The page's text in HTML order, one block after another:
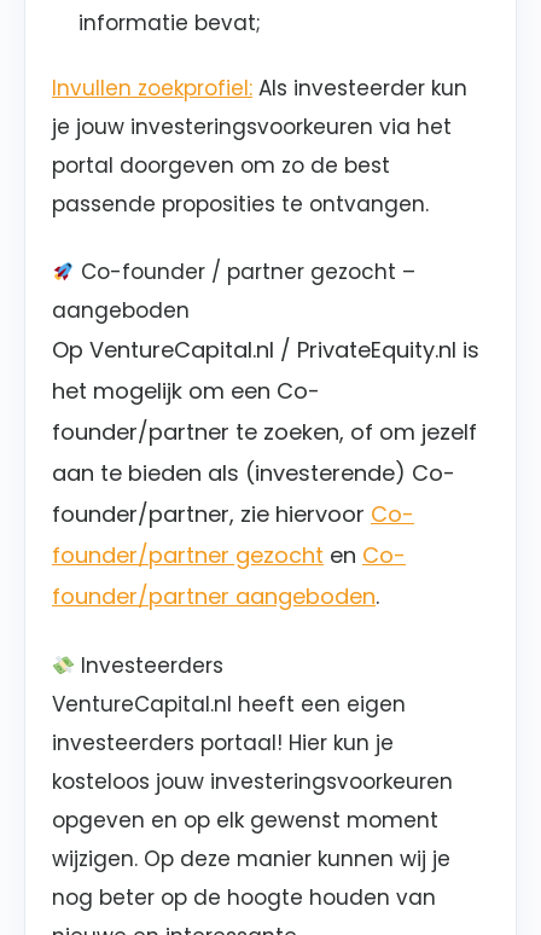
informatie bevat;
Invullen zoekprofiel: Als investeerder kun
je jouw investeringsvoorkeuren via het
portal doorgeven om zo de best
passende proposities te ontvangen.
Co-founder / partner gezocht –
aangeboden
Op VentureCapital.nl / PrivateEquity.nl is
het mogelijk om een Co-
founder/partner te zoeken, of om jezelf
aan te bieden als (investerende) Co-
founder/partner, zie hiervoor Co-
founder/partner gezocht en Co-
founder/partner aangeboden.
Investeerders
VentureCapital.nl heeft een eigen
investeerders portaal! Hier kun je
kosteloos jouw investeringsvoorkeuren
opgeven en op elk gewenst moment
wijzigen. Op deze manier kunnen wij je
nog beter op de hoogte houden van